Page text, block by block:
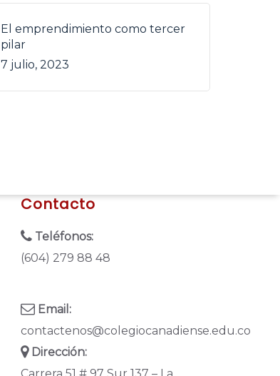
El emprendimiento como tercer
pilar
7 julio, 2023
Contacto
Teléfonos:
(604) 279 88 48
Email:
contactenos@colegiocanadiense.edu.co
Dirección: